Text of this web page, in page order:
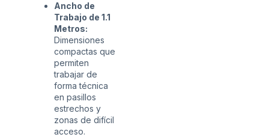
Ancho de
Trabajo de 1.1
Metros:
Dimensiones
compactas que
permiten
trabajar de
forma técnica
en pasillos
estrechos y
zonas de difícil
acceso.